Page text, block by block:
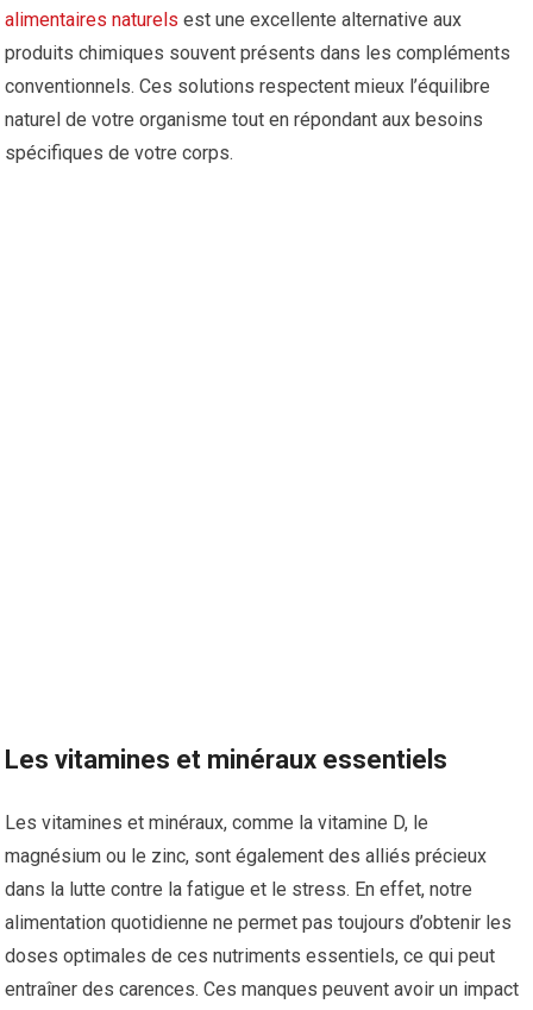
alimentaires naturels est une excellente alternative aux
produits chimiques souvent présents dans les compléments
conventionnels. Ces solutions respectent mieux l’équilibre
naturel de votre organisme tout en répondant aux besoins
spécifiques de votre corps.
Les vitamines et minéraux essentiels
Les vitamines et minéraux, comme la vitamine D, le
magnésium ou le zinc, sont également des alliés précieux
dans la lutte contre la fatigue et le stress. En effet, notre
alimentation quotidienne ne permet pas toujours d’obtenir les
doses optimales de ces nutriments essentiels, ce qui peut
entraîner des carences. Ces manques peuvent avoir un impact